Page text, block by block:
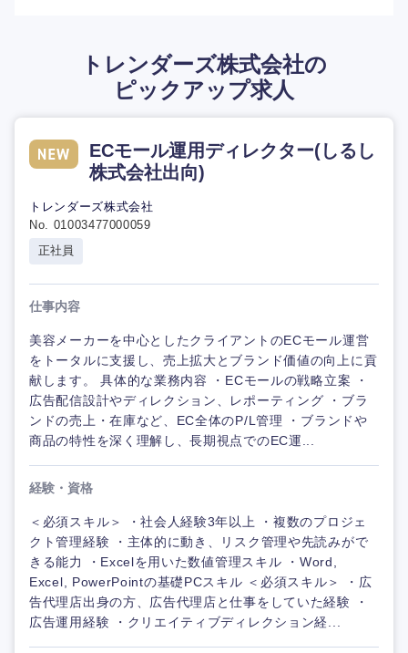
トレンダーズ株式会社の
ピックアップ求人
ECモール運用ディレクター(しるし
株式会社出向)
トレンダーズ株式会社
No. 01003477000059
正社員
仕事内容
美容メーカーを中心としたクライアントのECモール運営
をトータルに支援し、売上拡大とブランド価値の向上に貢
献します。 具体的な業務内容 ・ECモールの戦略立案 ・
広告配信設計やディレクション、レポーティング ・ブラ
ンドの売上・在庫など、EC全体のP/L管理 ・ブランドや
商品の特性を深く理解し、長期視点でのEC運...
経験・資格
＜必須スキル＞ ・社会人経験3年以上 ・複数のプロジェ
クト管理経験 ・主体的に動き、リスク管理や先読みがで
きる能力 ・Excelを用いた数値管理スキル ・Word,
Excel, PowerPointの基礎PCスキル ＜必須スキル＞ ・広
告代理店出身の方、広告代理店と仕事をしていた経験 ・
広告運用経験 ・クリエイティブディレクション経...